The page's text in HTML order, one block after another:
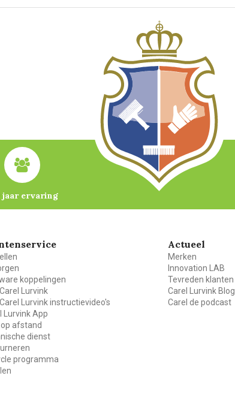
jaar ervaring
koppelingen
Lurvink
Lurvink instructievideo's
Lurvink App
op afstand
dienst
programma
Actueel
Merken
Innovation LAB
Tevreden klanten
Carel Lurvink Blog
Carel de podcast